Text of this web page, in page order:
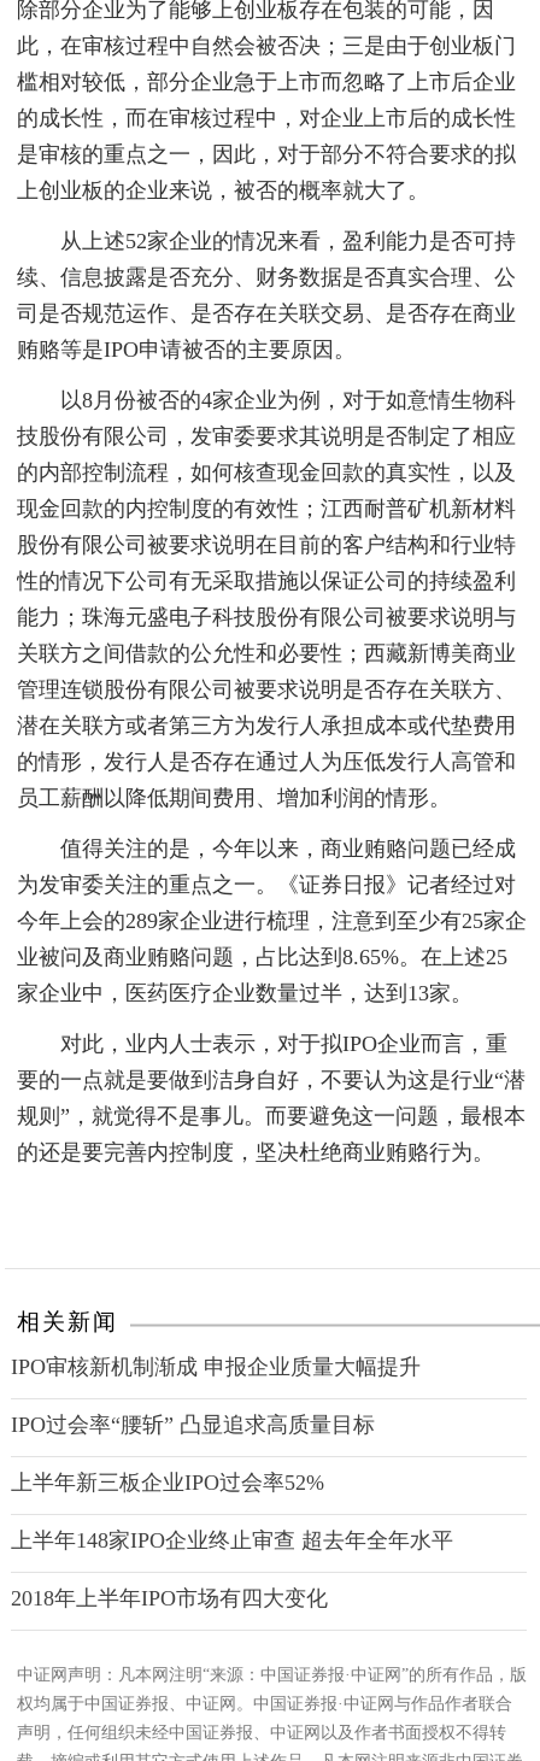
除部分企业为了能够上创业板存在包装的可能，因
此，在审核过程中自然会被否决；三是由于创业板门
槛相对较低，部分企业急于上市而忽略了上市后企业
的成长性，而在审核过程中，对企业上市后的成长性
是审核的重点之一，因此，对于部分不符合要求的拟
上创业板的企业来说，被否的概率就大了。
从上述52家企业的情况来看，盈利能力是否可持
续、信息披露是否充分、财务数据是否真实合理、公
司是否规范运作、是否存在关联交易、是否存在商业
贿赂等是IPO申请被否的主要原因。
以8月份被否的4家企业为例，对于如意情生物科
技股份有限公司，发审委要求其说明是否制定了相应
的内部控制流程，如何核查现金回款的真实性，以及
现金回款的内控制度的有效性；江西耐普矿机新材料
股份有限公司被要求说明在目前的客户结构和行业特
性的情况下公司有无采取措施以保证公司的持续盈利
能力；珠海元盛电子科技股份有限公司被要求说明与
关联方之间借款的公允性和必要性；西藏新博美商业
管理连锁股份有限公司被要求说明是否存在关联方、
潜在关联方或者第三方为发行人承担成本或代垫费用
的情形，发行人是否存在通过人为压低发行人高管和
员工薪酬以降低期间费用、增加利润的情形。
值得关注的是，今年以来，商业贿赂问题已经成
为发审委关注的重点之一。《证券日报》记者经过对
今年上会的289家企业进行梳理，注意到至少有25家企
业被问及商业贿赂问题，占比达到8.65%。在上述25
家企业中，医药医疗企业数量过半，达到13家。
对此，业内人士表示，对于拟IPO企业而言，重
要的一点就是要做到洁身自好，不要认为这是行业“潜
规则”，就觉得不是事儿。而要避免这一问题，最根本
的还是要完善内控制度，坚决杜绝商业贿赂行为。
相关新闻
IPO审核新机制渐成 申报企业质量大幅提升
IPO过会率“腰斩” 凸显追求高质量目标
上半年新三板企业IPO过会率52%
上半年148家IPO企业终止审查 超去年全年水平
2018年上半年IPO市场有四大变化
中证网声明：凡本网注明“来源：中国证券报·中证网”的所有作品，版
权均属于中国证券报、中证网。中国证券报·中证网与作品作者联合
声明，任何组织未经中国证券报、中证网以及作者书面授权不得转